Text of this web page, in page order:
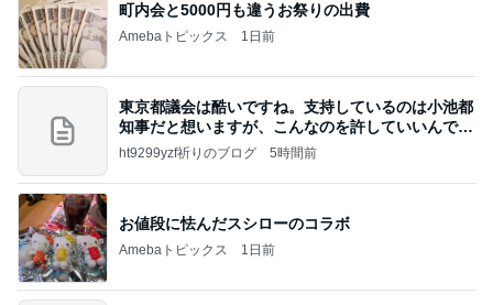
町内会と5000円も違うお祭りの出費
Amebaトピックス 1日前
東京都議会は酷いですね。支持しているのは小池都
知事だと想いますが、こんなのを許していいんです
か？
ht9299yzf祈りのブログ 5時間前
お値段に怯んだスシローのコラボ
Amebaトピックス 1日前